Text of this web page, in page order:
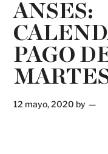
ANSES:
PAGO
12 mayo, 2020 by